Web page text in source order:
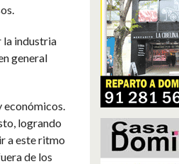
la industria
general
económicos.
logrando
a este ritmo
de los